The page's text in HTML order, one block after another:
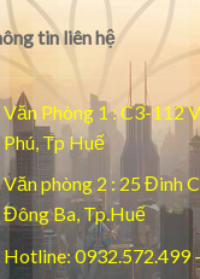
tin liên hệ
Văn Phòng 1 : C3-112
Phú, Tp Huế
Văn phòng 2 : 25 Đinh
Đông Ba, Tp.Huế
Hotline: 0932.572.499